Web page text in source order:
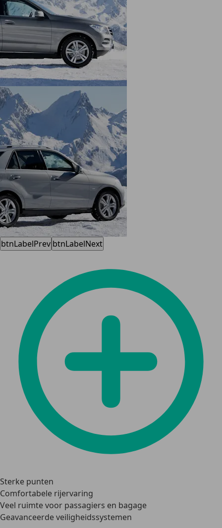
btnLabelPrev btnLabelNext
Sterke punten
Comfortabele rijervaring
Veel ruimte voor passagiers en bagage
Geavanceerde veiligheidssystemen